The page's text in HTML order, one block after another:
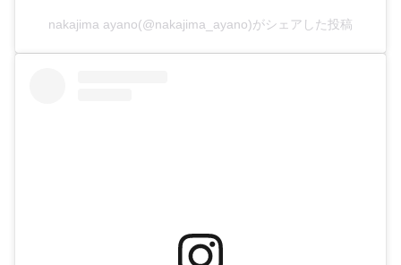
nakajima ayano(@nakajima_ayano)がシェアした投稿